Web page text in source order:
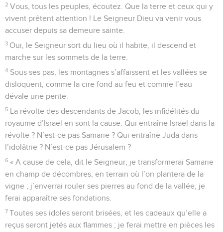
2 Vous, tous les peuples, écoutez. Que la terre et ceux qui y
vivent prêtent attention ! Le Seigneur Dieu va venir vous
accuser depuis sa demeure sainte.
3 Oui, le Seigneur sort du lieu où il habite, il descend et
marche sur les sommets de la terre.
4 Sous ses pas, les montagnes s’affaissent et les vallées se
disloquent, comme la cire fond au feu et comme l’eau
dévale une pente.
5 La révolte des descendants de Jacob, les infidélités du
royaume d’Israël en sont la cause. Qui entraîne Israël dans la
révolte ? N’est-ce pas Samarie ? Qui entraîne Juda dans
l’idolâtrie ? N’est-ce pas Jérusalem ?
6 « A cause de cela, dit le Seigneur, je transformerai Samarie
en champ de décombres, en terrain où l’on plantera de la
vigne ; j’enverrai rouler ses pierres au fond de la vallée, je
ferai apparaître ses fondations.
7 Toutes ses idoles seront brisées, et les cadeaux qu’elle a
reçus seront jetés aux flammes ; je ferai mettre en pièces les